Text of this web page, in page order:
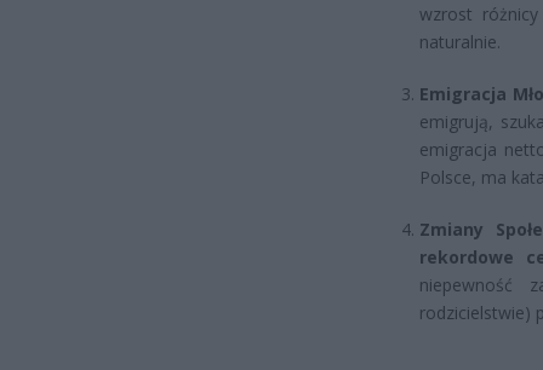
wzrost
naturalnie.
Emigracja
emigrują,
emigracja
Polsce, ma
Zmiany
rekordowe
niepewność
rodzicielstwie)